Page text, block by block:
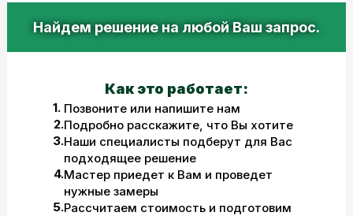
Найдем решение на любой Ваш запрос.
Как это работает:
1. Позвоните или напишите нам
2.Подробно расскажите, что Вы хотите
3.Наши специалисты подберут для Вас
подходящее решение
4.Мастер приедет к Вам и проведет
нужные замеры
5.Рассчитаем стоимость и подготовим